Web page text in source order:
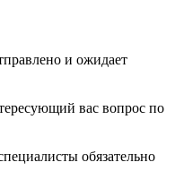
и ожидает
вас вопрос по
обязательно